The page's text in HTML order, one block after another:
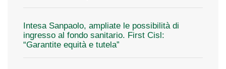
Intesa Sanpaolo, ampliate le possibilità di
ingresso al fondo sanitario. First Cisl:
“Garantite equità e tutela”